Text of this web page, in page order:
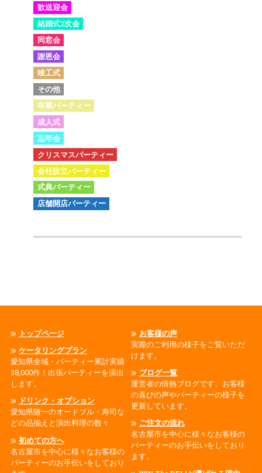
歓送迎会
結婚式2次会
同窓会
謝恩会
竣工式
その他
卒業パーティー
成人式
忘年会
クリスマスパーティー
会社設立パーティー
式典パーティー
店舗開店パーティー
トップページ
ケータリングプラン
愛知県全域・パーティー累計実績
38,000件！出張パーティーを演出
します。
ドリンク・オプション
愛知県随一のオードブル・寿司な
どの品揃えと演出料理の数々
初めての方へ
名古屋市を中心に様々なお客様の
パーティーのお手伝いをしており
お客様の声
実際のご利用の様子をご覧いただ
けます。
ブログ一覧
運営者の情熱ブログです、お客様
の喜びの声やパーティーの様子を
更新しています。
ご注文の流れ
名古屋市を中心に様々なお客様の
パーティーのお手伝いをしており
ます。